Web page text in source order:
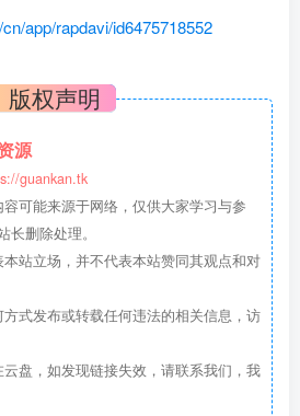
app/rapdavi/id6475718552
版权声明
源
guankan.tk
可能来源于网络，仅供大家学习与参
删除处理。
站立场，并不代表本站赞同其观点和对
式发布或转载任何违法的相关信息，访
盘，如发现链接失效，请联系我们，我